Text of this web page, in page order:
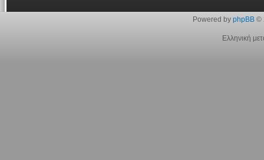
Powered by phpBB©
Ελληνική